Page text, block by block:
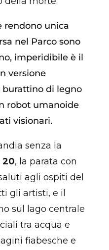
rendono unica
nel Parco sono
imperidibile è il
versione
di legno
robot umanoide
visionari.
senza la
20, la parata con
agli ospiti del
gli artisti, e il
sul lago centrale
tra acqua e
fiabesche e